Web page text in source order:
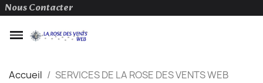
Nous Contacter
Accueil SERVICES DE LA ROSE DES VENTS WEB